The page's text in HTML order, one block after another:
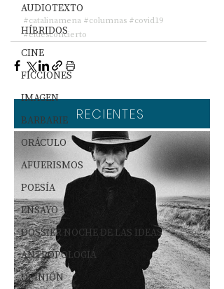
AUDIOTEXTO
HÍBRIDOS
CINE
FICCIONES
IMAGEN
BARBARIE
ORÁCULO
AFUERISMOS
POESÍA
ENSAYO
DOSSIER NOCHE DE LAS IDEAS
ANTROPOLOGÍA
OPINIÓN
#catalinamena #columnas #covid19
#eldesconcierto
RECIENTES